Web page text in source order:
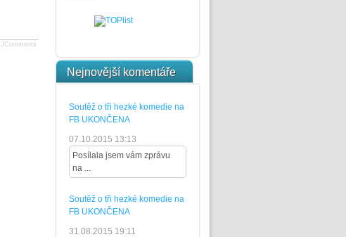
JComments
Nejnovější komentáře
Soutěž o tři hezké komedie na
FB UKONČENA
07.10.2015 13:13
Posílala jsem vám zprávu
na ...
Soutěž o tři hezké komedie na
FB UKONČENA
31.08.2015 19:11